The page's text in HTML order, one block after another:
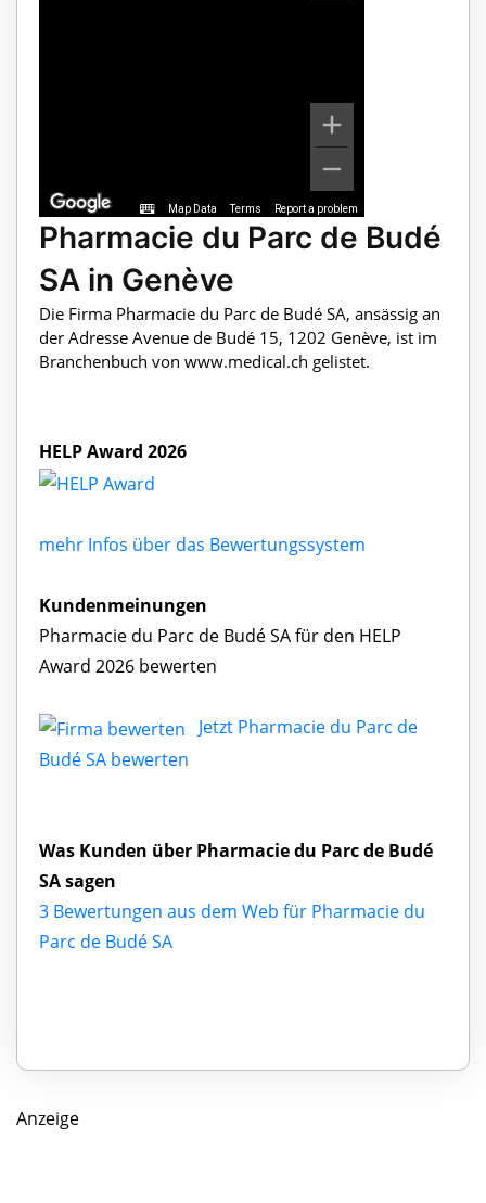
Map Data Terms Report a problem
Pharmacie du Parc de Budé
SA in Genève
Die Firma Pharmacie du Parc de Budé SA, ansässig an
der Adresse Avenue de Budé 15, 1202 Genève, ist im
Branchenbuch von www.medical.ch gelistet.
HELP Award 2026
mehr Infos über das Bewertungssystem
Kundenmeinungen
Pharmacie du Parc de Budé SA für den HELP
Award 2026 bewerten
Jetzt Pharmacie du Parc de
Budé SA bewerten
Was Kunden über Pharmacie du Parc de Budé
SA sagen
3 Bewertungen aus dem Web für Pharmacie du
Parc de Budé SA
Anzeige